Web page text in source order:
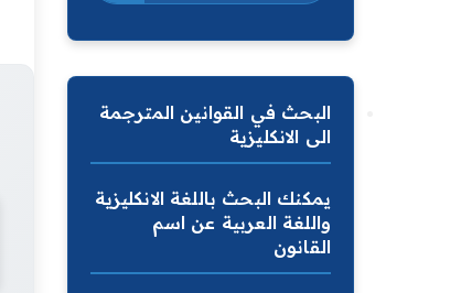
البحث في القوانين المترجمة
الى الانكليزية
يمكنك البحث باللغة الانكليزية
واللغة العربية عن اسم
القانون